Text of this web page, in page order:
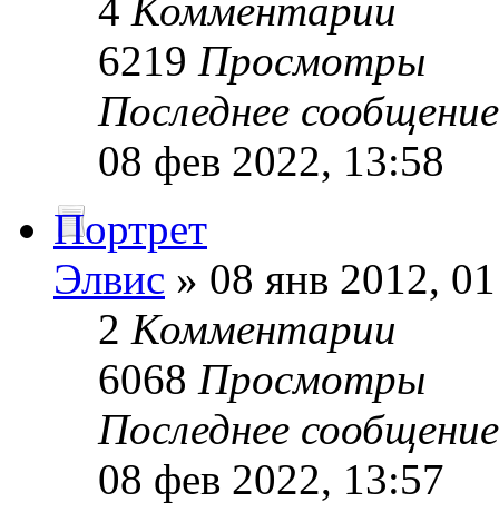
4 Комментарии
6219 Просмотры
Последнее
08 фев 2022, 13:58
Портрет
Элвис » 08 янв 2012,
2 Комментарии
6068 Просмотры
Последнее
08 фев 2022, 13:57